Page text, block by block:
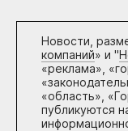
Новости,
компаний» и "
«реклама»,
«область»,
публикуются